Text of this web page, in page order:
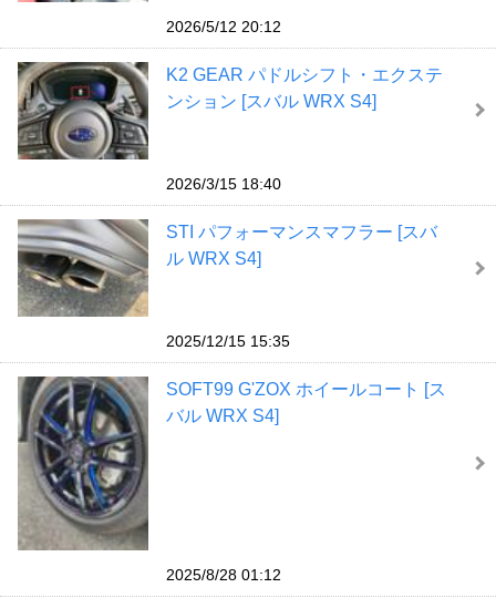
2026/5/12 20:12
K2 GEAR パドルシフト・エクステ
ンション [スバル WRX S4]
2026/3/15 18:40
STI パフォーマンスマフラー [スバ
ル WRX S4]
2025/12/15 15:35
SOFT99 G'ZOX ホイールコート [ス
バル WRX S4]
2025/8/28 01:12